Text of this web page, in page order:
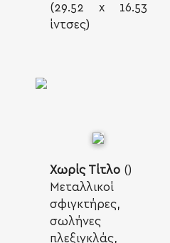
(29.52 x 16.53
ίντσες)
Χωρίς Τίτλο ()
Μεταλλικοί
σφιγκτήρες,
σωλήνες
πλεξιγκλάς,